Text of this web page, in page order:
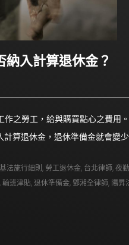
入計算退休金？
之勞工，給與購買點心之費
算退休金，退休準備金就會變
法施行細則 , 勞工退休金, 台北律師,夜
,輪班津貼,退休準備金, 鄧湘全律師, 陽昇